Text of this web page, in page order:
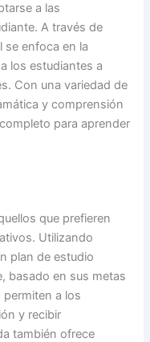
a las
A través de
se enfoca en la
los estudiantes a
Con una variedad de
y comprensión
para aprender
que prefieren
Utilizando
plan de estudio
basado en sus metas
permiten a los
y recibir
también ofrece